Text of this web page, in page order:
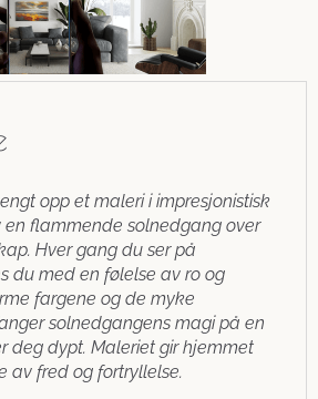
opp et maleri i impresjonistisk
en flammende solnedgang over
Hver gang du ser på
du med en følelse av ro og
fargene og de myke
solnedgangens magi på en
deg dypt. Maleriet gir hjemmet
av fred og fortryllelse.